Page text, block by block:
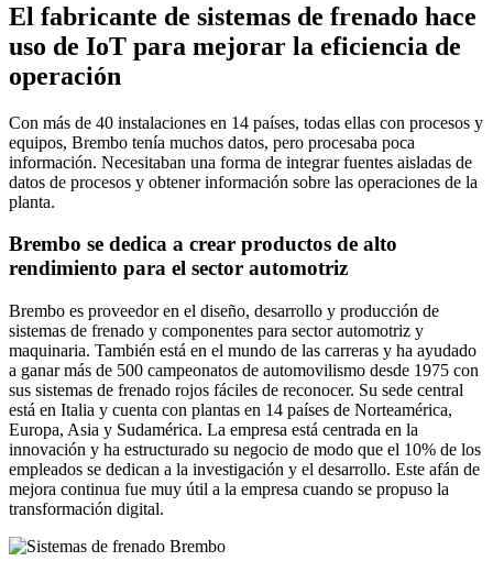
El fabricante de sistemas de frenado hace
uso de IoT para mejorar la eficiencia de
operación
Con más de 40 instalaciones en 14 países, todas ellas con procesos y
equipos, Brembo tenía muchos datos, pero procesaba poca
información. Necesitaban una forma de integrar fuentes aisladas de
datos de procesos y obtener información sobre las operaciones de la
planta.
Brembo se dedica a crear productos de alto
rendimiento para el sector automotriz
Brembo es proveedor en el diseño, desarrollo y producción de
sistemas de frenado y componentes para sector automotriz y
maquinaria. También está en el mundo de las carreras y ha ayudado
a ganar más de 500 campeonatos de automovilismo desde 1975 con
sus sistemas de frenado rojos fáciles de reconocer. Su sede central
está en Italia y cuenta con plantas en 14 países de Norteamérica,
Europa, Asia y Sudamérica. La empresa está centrada en la
innovación y ha estructurado su negocio de modo que el 10% de los
empleados se dedican a la investigación y el desarrollo. Este afán de
mejora continua fue muy útil a la empresa cuando se propuso la
transformación digital.